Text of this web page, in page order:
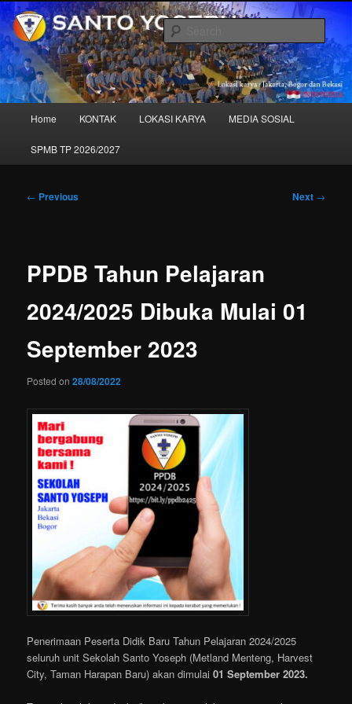
Skip
to
primary
contentSANTO YOSEPH – "Sekolah Kita"
Home KONTAK LOKASI KARYA MEDIA SOSIAL
SPMB TP 2026/2027
Post
← Previous Next →
PPDB Tahun Pelajaran
2024/2025 Dibuka Mulai 01
September 2023
Posted on28/08/2022
Penerimaan Peserta Didik Baru Tahun Pelajaran 2024/2025
seluruh unit Sekolah Santo Yoseph (Metland Menteng, Harvest
City, Taman Harapan Baru) akan dimulai01 September 2023.